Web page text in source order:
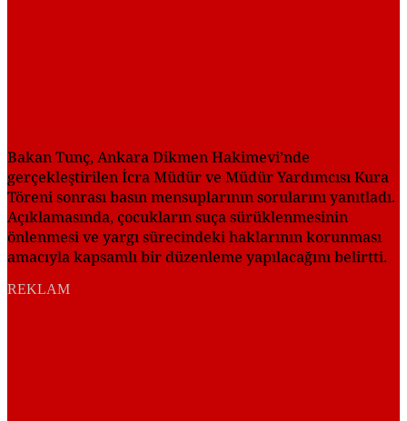
Bakan Tunç, Ankara Dikmen Hakimevi’nde
gerçekleştirilen İcra Müdür ve Müdür Yardımcısı Kura
Töreni sonrası basın mensuplarının sorularını yanıtladı.
Açıklamasında, çocukların suça sürüklenmesinin
önlenmesi ve yargı sürecindeki haklarının korunması
amacıyla kapsamlı bir düzenleme yapılacağını belirtti.
REKLAM